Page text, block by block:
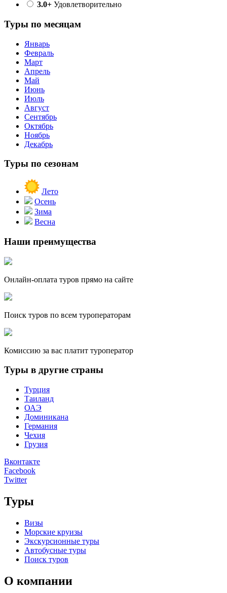
3.0+ Удовлетворительно
Туры по месяцам
Январь
Февраль
Март
Апрель
Май
Июнь
Июль
Август
Сентябрь
Октябрь
Ноябрь
Декабрь
Туры по сезонам
Лето
Осень
Зима
Весна
Наши преимущества
Онлайн-оплата туров прямо на сайте
Поиск туров по всем туроператорам
Комиссию за вас платит туроператор
Туры в другие страны
Турция
Таиланд
ОАЭ
Доминикана
Германия
Чехия
Грузия
Вконтакте
Facebook
Twitter
Туры
Визы
Морские круизы
Экскурсионные туры
Автобусные туры
Поиск туров
О компании